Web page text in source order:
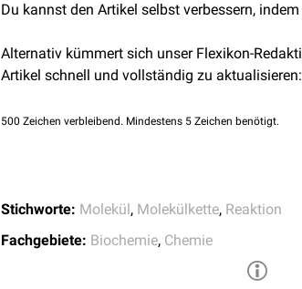
sich die Depolymerisation unter dem Einfluss
Mechanismus zur Erzeugung von
Du kannst den Artikel selbst verbessern,
Alternativ kümmert sich unser Flexikon-
Artikel schnell und vollständig zu aktualisieren:
500 Zeichen verbleibend. Mindestens 5 Zeichen benötigt.
Stichworte: Molekül, Molekülkette, Reaktion
Fachgebiete: Biochemie, Chemie